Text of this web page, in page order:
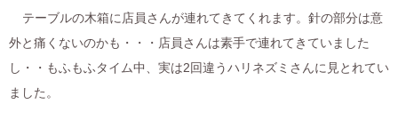
テーブルの木箱に店員さんが連れてきてくれます。針の部分は意
外と痛くないのかも・・・店員さんは素手で連れてきていました
し・・もふもふタイム中、実は2回違うハリネズミさんに見とれてい
ました。